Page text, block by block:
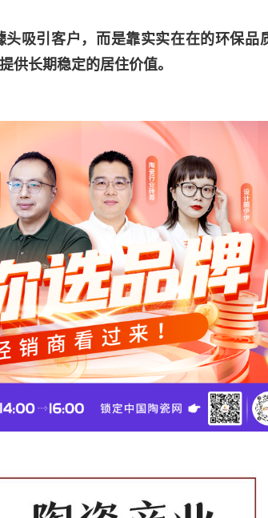
吸引客户，而是靠实实在在的环保品
供长期稳定的居住价值。